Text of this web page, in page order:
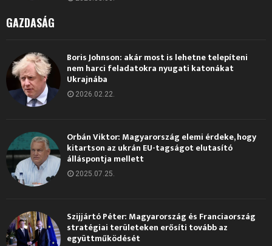
GAZDASÁG
Boris Johnson: akár most is lehetne telepíteni
nem harci feladatokra nyugati katonákat
Ukrajnába
2026.02.22.
Orbán Viktor: Magyarország elemi érdeke, hogy
kitartson az ukrán EU-tagságot elutasító
álláspontja mellett
2025.07.25.
Szijjártó Péter: Magyarország és Franciaország
stratégiai területeken erősíti tovább az
együttműködését